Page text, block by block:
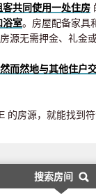
客共同使用一处住房
浴室。房屋配备家具
源无需押金、礼金
而然地与其他住户
的房源，就能找到
搜索房间